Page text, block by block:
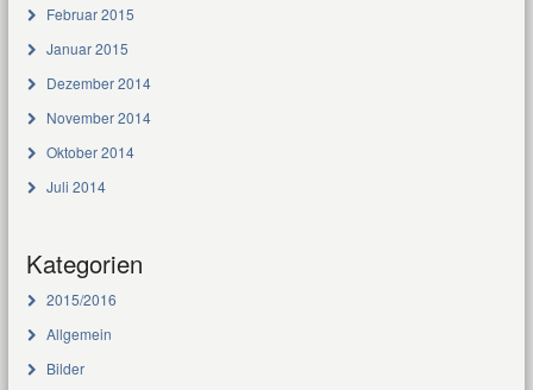
Februar 2015
Januar 2015
Dezember 2014
November 2014
Oktober 2014
Juli 2014
Kategorien
2015/2016
Allgemein
Bilder